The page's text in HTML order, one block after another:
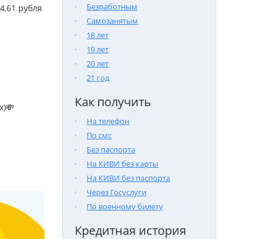
Безработным
Самозанятым
18 лет
19 лет
20 лет
21 год
Как получить
На телефон
По смс
Без паспорта
На КИВИ без карты
На КИВИ без паспорта
Через Госуслуги
По военному билету
Кредитная история
рубля